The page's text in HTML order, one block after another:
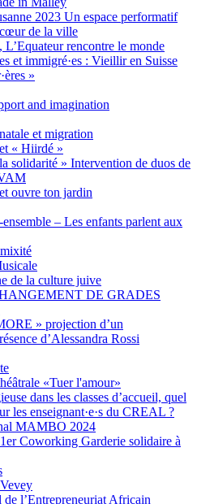
2023 Un espace performatif
de la ville
rencontre le monde
et immigré·es : Vieillir en Suisse
»
and imagination
et migration
« Hiirdé »
solidarité » Intervention de duos de
ouvre ton jardin
– Les enfants parlent aux
de la culture juive
DE GRADES
» projection d’un
d’Alessandra Rossi
«Tuer l'amour»
dans les classes d’accueil, quel
les enseignant·e·s du CREAL ?
MAMBO 2024
Coworking Garderie solidaire à
de l’Entrepreneuriat Africain